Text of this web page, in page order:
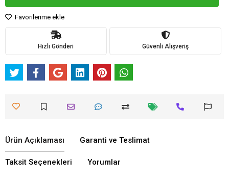
Favorilerime ekle
Hızlı Gönderi Güvenli Alışveriş
Ürün Açıklaması Garanti ve Teslimat
Taksit Seçenekleri Yorumlar